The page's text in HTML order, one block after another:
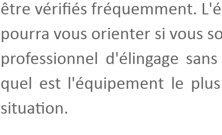
être vérifiés fréquemment.
pourra vous orienter si vous
professionnel d'élingage
quel est l'équipement le
situation.